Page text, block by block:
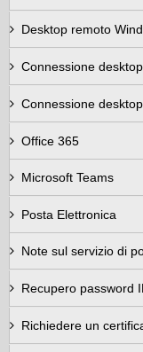
Desktop remoto
Connessione
Connessione
Office 365
Microsoft Teams
Posta Elettronica
Note sul servizio di
Recupero password
Richiedere un